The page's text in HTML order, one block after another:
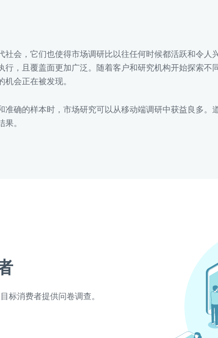
社会，它们也使得市场调研比以往任何时候都活跃和令人
行，且覆盖面更加广泛。随着客户和研究机构开始探索不
会正在被发现。
准确的样本时，市场研究可以从移动端调研中获益良多。
。
标消费者提供问卷调查。